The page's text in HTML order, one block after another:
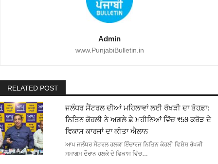
Admin
www.PunjabiBulletin.in
RELATED POST
ਜਲੰਧਰ ਸੈਂਟਰਲ ਦੀਆਂ ਮਹਿਲਾਵਾਂ ਲਈ ਰੱਖੜੀ ਦਾ ਤੋਹਫ਼ਾ:
ਨਿਤਿਨ ਕੋਹਲੀ ਨੇ ਅਗਲੇ ਛੇ ਮਹੀਨਿਆਂ ਵਿੱਚ ₹59 ਕਰੋੜ ਦੇ
ਵਿਕਾਸ ਕਾਰਜਾਂ ਦਾ ਕੀਤਾ ਐਲਾਨ
ਆਪ ਜਲੰਧਰ ਸੈਂਟਰਲ ਹਲਕਾ ਇੰਚਾਰਜ ਨਿਤਿਨ ਕੋਹਲੀ ਵਿਸ਼ੇਸ਼ ਰੱਖੜੀ
ਸਮਾਗਮ ਦੌਰਾਨ ਹਲਕੇ ਦੇ ਵਿਕਾਸ ਵਿੱਚ…